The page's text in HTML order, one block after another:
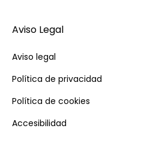
Aviso Legal
Aviso legal
Política de privacidad
Política de cookies
Accesibilidad